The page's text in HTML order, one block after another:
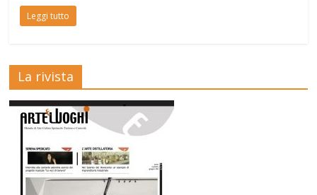
Leggi tutto
La rivista